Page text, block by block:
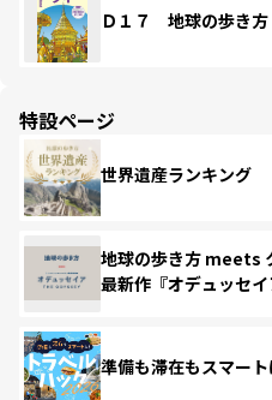
Ｄ１７ 地球の歩き
特設ページ
世界遺産ランキング
地球の歩き方 meets
最新作『オデュッセイ
準備も滞在もスマー